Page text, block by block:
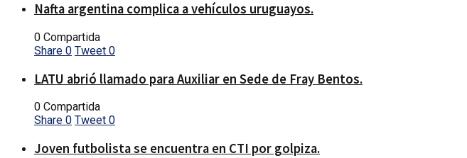
Nafta argentina complica a vehículos uruguayos.
0 Compartida
Share 0 Tweet 0
LATU abrió llamado para Auxiliar en Sede de Fray Bentos.
0 Compartida
Share 0 Tweet 0
Joven futbolista se encuentra en CTI por golpiza.